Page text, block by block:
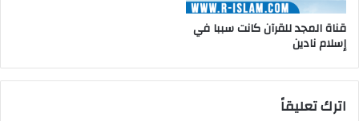
قناة المجد للقرآن كانت سببا في
إسلام نادين
اترك تعليقاً